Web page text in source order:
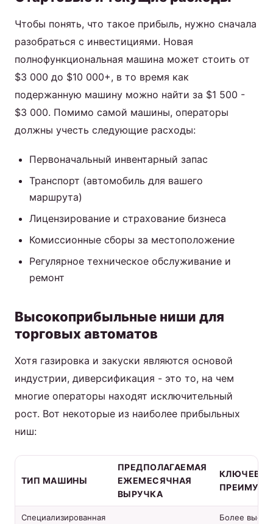
Чтобы понять, что такое прибыль, нужно сначала
разобраться с инвестициями. Новая
полнофункциональная машина может стоить от
$3 000 до $10 000+, в то время как
подержанную машину можно найти за $1 500 -
$3 000. Помимо самой машины, операторы
должны учесть следующие расходы:
Первоначальный инвентарный запас
Транспорт (автомобиль для вашего
маршрута)
Лицензирование и страхование бизнеса
Комиссионные сборы за местоположение
Регулярное техническое обслуживание и
ремонт
Высокоприбыльные ниши для
торговых автоматов
Хотя газировка и закуски являются основой
индустрии, диверсификация - это то, на чем
многие операторы находят исключительный
рост. Вот некоторые из наиболее прибыльных
ниш:
ТИП МАШИНЫ
ПРЕДПОЛАГАЕМАЯ
ЕЖЕМЕСЯЧНАЯ
ВЫРУЧКА
КЛЮЧЕВОЕ
Специализированная
Более